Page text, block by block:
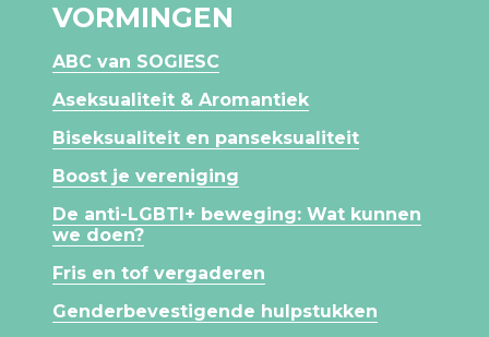
VORMINGEN
ABC van SOGIESC
Aseksualiteit & Aromantiek
Biseksualiteit en panseksualiteit
Boost je vereniging
De anti-LGBTI+ beweging: Wat kunnen
we doen?
Fris en tof vergaderen
Genderbevestigende hulpstukken